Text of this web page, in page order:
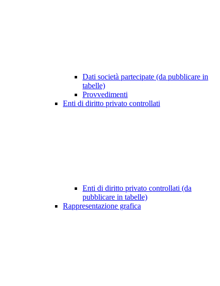
Dati società partecipate (da pubblicare in
tabelle)
Provvedimenti
Enti di diritto privato controllati
Enti di diritto privato controllati (da
pubblicare in tabelle)
Rappresentazione grafica